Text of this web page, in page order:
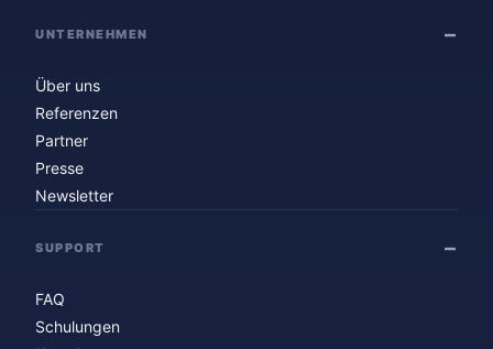
UNTERNEHMEN
Über uns
Referenzen
Partner
Presse
Newsletter
SUPPORT
FAQ
Schulungen